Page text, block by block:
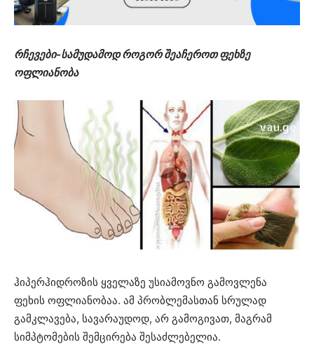
რჩევები-სამუდამოდ როგორ შეაჩეროთ ფეხზე
ოფლიანობა
ჰიპერჰიდროზის ყველაზე უსიამოვნო გამოვლენა
ფეხის ოფლიანობაა. ამ პრობლემასთან სრულად
გამკლავება, სავარაუდოდ, არ გამოგივათ, მაგრამ
სიმპტომების შემცირება შესაძლებელია.